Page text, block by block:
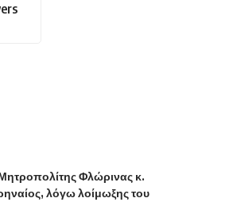
Φλώρινας κ.
λόγω λοίμωξης του